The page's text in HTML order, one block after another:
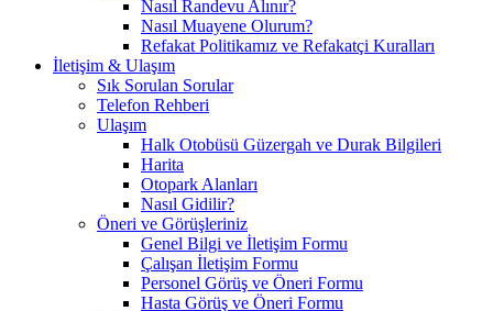
Nasıl Randevu Alınır?
Nasıl Muayene Olurum?
Refakat Politikamız ve Refakatçi Kuralları
İletişim & Ulaşım
Sık Sorulan Sorular
Telefon Rehberi
Ulaşım
Halk Otobüsü Güzergah ve Durak Bilgileri
Harita
Otopark Alanları
Nasıl Gidilir?
Öneri ve Görüşleriniz
Genel Bilgi ve İletişim Formu
Çalışan İletişim Formu
Personel Görüş ve Öneri Formu
Hasta Görüş ve Öneri Formu